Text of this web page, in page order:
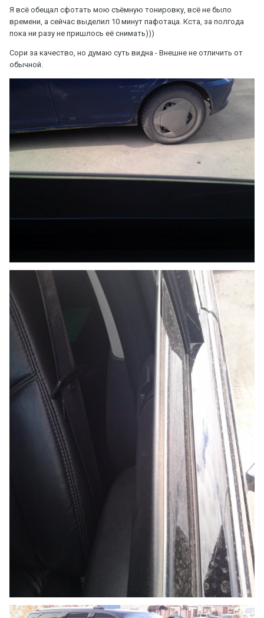
Я всё обещал сфотать мою съёмную тонировку, всё не было
времени, а сейчас выделил 10 минут пафотаца. Кста, за полгода
пока ни разу не пришлось её снимать)))
Сори за качество, но думаю суть видна - Внешне не отличить от
обычной.